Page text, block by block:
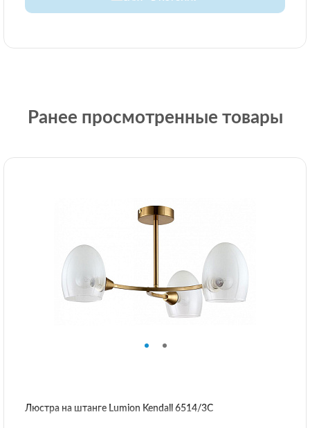
Ранее просмотренные товары
Люстра на штанге Lumion Kendall 6514/3C